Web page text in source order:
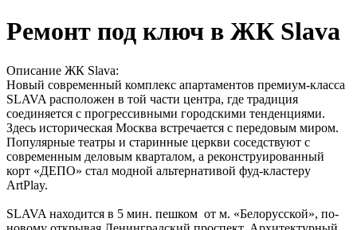
Ремонт под ключ в ЖК Slava
Описание ЖК Slava:
Новый современный комплекс апартаментов премиум-класса
SLAVA расположен в той части центра, где традиция
соединяется с прогрессивными городскими тенденциями.
Здесь историческая Москва встречается с передовым миром.
Популярные театры и старинные церкви соседствуют с
современным деловым кварталом, а реконструированный
корт «ДЕПО» стал модной альтернативой фуд-кластеру
ArtPlay.
SLAVA находится в 5 мин. пешком от м. «Белорусской», по-